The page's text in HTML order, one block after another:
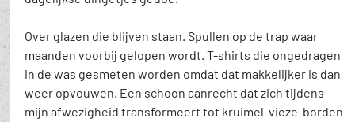
Over glazen die blijven staan. Spullen op de trap waar
maanden voorbij gelopen wordt. T-shirts die ongedragen
in de was gesmeten worden omdat dat makkelijker is dan
weer opvouwen. Een schoon aanrecht dat zich tijdens
mijn afwezigheid transformeert tot kruimel-vieze-borden-